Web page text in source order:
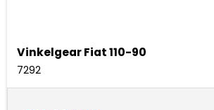
Vinkelgear Fiat 110-90
7292